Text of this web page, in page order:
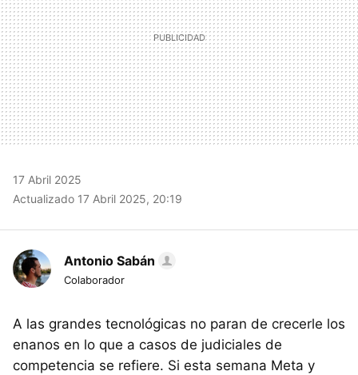
17 Abril 2025
Actualizado 17 Abril 2025, 20:19
Antonio Sabán
Colaborador
A las grandes tecnológicas no paran de crecerle los
enanos en lo que a casos de judiciales de
competencia se refiere. Si esta semana Meta y